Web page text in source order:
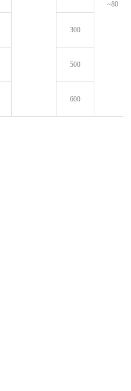
~80
300
500
600